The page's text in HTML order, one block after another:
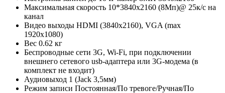
Максимальная скорость 10*3840х2160 (8Мп)@ 25к/с на
канал
Видео выходы HDMI (3840х2160), VGA (max
1920х1080)
Вес 0.62 кг
Беспроводные сети 3G, Wi-Fi, при подключении
внешнего сетевого usb-адаптера или 3G-модема (в
комплект не входит)
Аудиовыход 1 (Jack 3,5мм)
Режим записи Постоянная/По тревоге/Ручная/По